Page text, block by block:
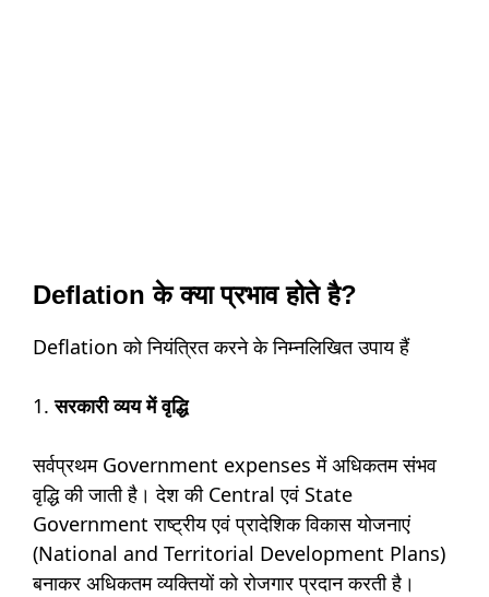
Deflation के क्या प्रभाव होते है?
Deflation को नियंत्रित करने के निम्नलिखित उपाय हैं
1.सरकारी व्यय में वृद्धि
सर्वप्रथम Government expenses में अधिकतम संभव
वृद्धि की जाती है। देश की Central एवं State
Government राष्ट्रीय एवं प्रादेशिक विकास योजनाएं
(National and Territorial Development Plans)
बनाकर अधिकतम व्यक्तियों को रोजगार प्रदान करती है।